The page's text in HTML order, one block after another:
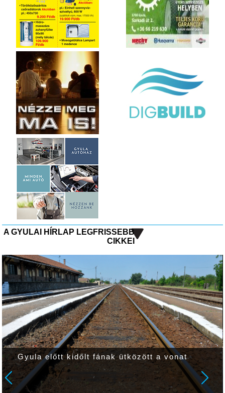
A GYULAI HÍRLAP LEGFRISSEBB
CIKKEI
Gyula előtt kidőlt fának ütközött a vonat